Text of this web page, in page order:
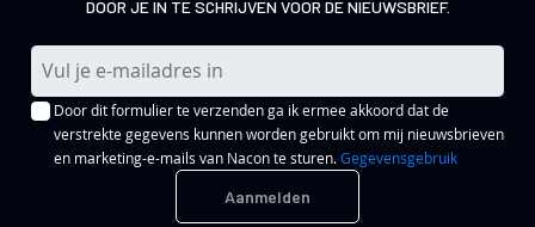
DOOR JE IN TE SCHRIJVEN VOOR DE NIEUWSBRIEF.
A
b
o
Door dit formulier te verzenden ga ik ermee akkoord dat de
verstrekte gegevens kunnen worden gebruikt om mij nieuwsbrieven
en marketing-e-mails van Nacon te sturen.Gegevensgebruik
Aanmelden